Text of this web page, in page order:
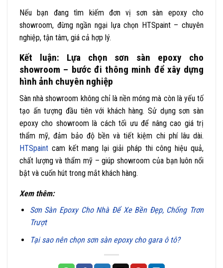
Nếu bạn đang tìm kiếm đơn vị sơn sàn epoxy cho
showroom, đừng ngần ngại lựa chọn HTSpaint – chuyên
nghiệp, tận tâm, giá cả hợp lý.
Kết luận: Lựa chọn sơn sàn epoxy cho
showroom – bước đi thông minh để xây dựng
hình ảnh chuyên nghiệp
Sàn nhà showroom không chỉ là nền móng mà còn là yếu tố
tạo ấn tượng đầu tiên với khách hàng. Sử dụng sơn sàn
epoxy cho showroom là cách tối ưu để nâng cao giá trị
thẩm mỹ, đảm bảo độ bền và tiết kiệm chi phí lâu dài.
HTSpaint cam kết mang lại giải pháp thi công hiệu quả,
chất lượng và thẩm mỹ – giúp showroom của bạn luôn nổi
bật và cuốn hút trong mắt khách hàng.
Xem thêm:
Sơn Sàn Epoxy Cho Nhà Để Xe Bền Đẹp, Chống Trơn
Trượt
Tại sao nên chọn sơn sàn epoxy cho gara ô tô?